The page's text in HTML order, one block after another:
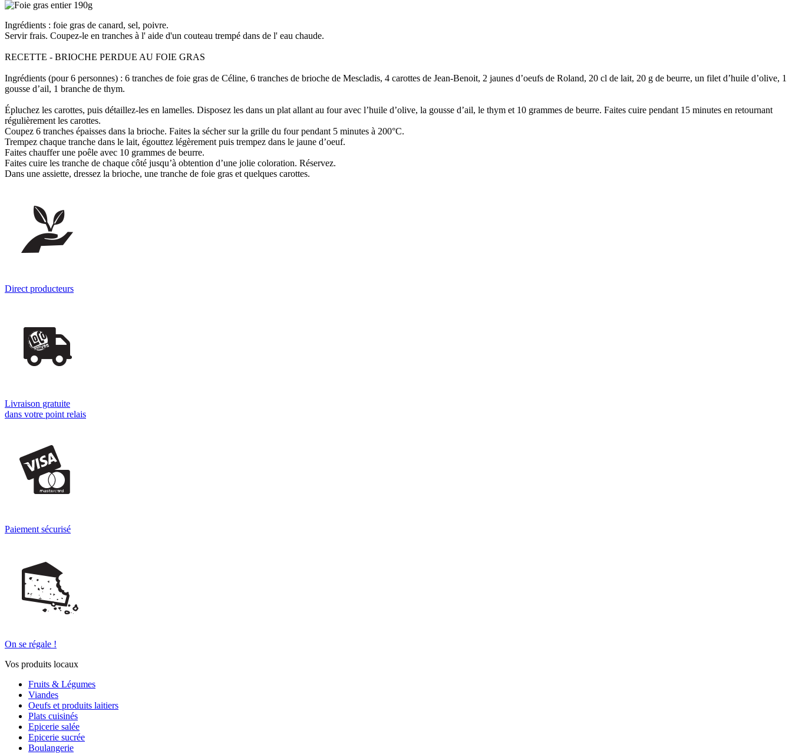
Ingrédients : foie gras de canard, sel, poivre.
Servir frais. Coupez-le en tranches à l' aide d'un couteau trempé dans de l' eau chaude.
RECETTE - BRIOCHE PERDUE AU FOIE GRAS
Ingrédients (pour 6 personnes) : 6 tranches de foie gras de Céline, 6 tranches de brioche de Mescladis, 4 carottes de Jean-Benoit, 2 jaunes d’oeufs de Roland, 20 cl de lait, 20 g de beurre, un filet d’huile d’olive, 1
gousse d’ail, 1 branche de thym.
Épluchez les carottes, puis détaillez-les en lamelles. Disposez les dans un plat allant au four avec l’huile d’olive, la gousse d’ail, le thym et 10 grammes de beurre. Faites cuire pendant 15 minutes en retournant
régulièrement les carottes.
Coupez 6 tranches épaisses dans la brioche. Faites la sécher sur la grille du four pendant 5 minutes à 200°C.
Trempez chaque tranche dans le lait, égouttez légèrement puis trempez dans le jaune d’oeuf.
Faites chauffer une poêle avec 10 grammes de beurre.
Faites cuire les tranche de chaque côté jusqu’à obtention d’une jolie coloration. Réservez.
Dans une assiette, dressez la brioche, une tranche de foie gras et quelques carottes.
Direct producteurs
Livraison gratuite
dans votre point relais
Paiement sécurisé
On se régale !
Vos produits locaux
Fruits & Légumes
Viandes
Oeufs et produits laitiers
Plats cuisinés
Epicerie salée
Epicerie sucrée
Boulangerie